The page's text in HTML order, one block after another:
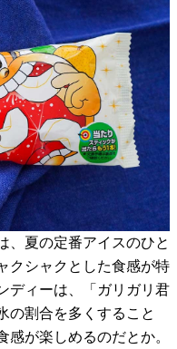
、夏の定番アイスのひと
クシャクとした食感が特
ディーは、「ガリガリ君
の割合を多くすること
が楽しめるのだとか。